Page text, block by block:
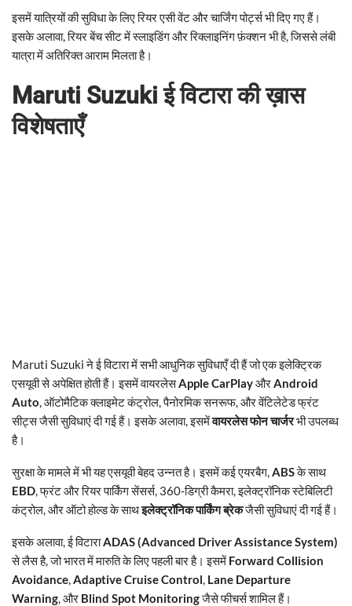
इसमें यात्रियों की सुविधा के लिए रियर एसी वेंट और चार्जिंग पोर्ट्स भी दिए गए हैं।
इसके अलावा, रियर बेंच सीट में स्लाइडिंग और रिक्लाइनिंग फ़ंक्शन भी है, जिससे लंबी
यात्रा में अतिरिक्त आराम मिलता है।
Maruti Suzuki ई विटारा की ख़ास
विशेषताएँ
Maruti Suzuki ने ई विटारा में सभी आधुनिक सुविधाएँ दी हैं जो एक इलेक्ट्रिक
एसयूवी से अपेक्षित होती हैं। इसमें वायरलेसApple CarPlayऔरAndroid
Auto, ऑटोमैटिक क्लाइमेट कंट्रोल, पैनोरमिक सनरूफ, और वेंटिलेटेड फ्रंट
सीट्स जैसी सुविधाएं दी गई हैं। इसके अलावा, इसमेंवायरलेस फोन चार्जरभी उपलब्ध
है।
सुरक्षा के मामले में भी यह एसयूवी बेहद उन्नत है। इसमें कई एयरबैग,ABSके साथ
EBD, फ्रंट और रियर पार्किंग सेंसर्स, 360-डिग्री कैमरा, इलेक्ट्रॉनिक स्टेबिलिटी
कंट्रोल, और ऑटो होल्ड के साथइलेक्ट्रॉनिक पार्किंग ब्रेकजैसी सुविधाएं दी गई हैं।
इसके अलावा, ई विटाराADAS (Advanced Driver Assistance System)
से लैस है, जो भारत में मारुति के लिए पहली बार है। इसमें Forward Collision
Avoidance,Adaptive Cruise Control, Lane Departure
Warning, और Blind Spot Monitoringजैसे फीचर्स शामिल हैं।